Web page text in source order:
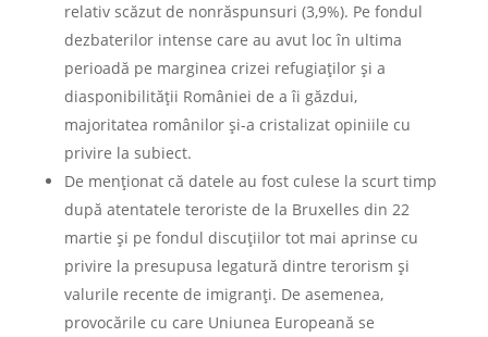
relativ scăzut de nonrăspunsuri (3,9%). Pe fondul
dezbaterilor intense care au avut loc în ultima
perioadă pe marginea crizei refugiaților și a
diasponibilității României de a îi găzdui,
majoritatea românilor și-a cristalizat opiniile cu
privire la subiect.
De menționat că datele au fost culese la scurt timp
după atentatele teroriste de la Bruxelles din 22
martie și pe fondul discuțiilor tot mai aprinse cu
privire la presupusa legatură dintre terorism și
valurile recente de imigranți. De asemenea,
provocările cu care Uniunea Europeană se